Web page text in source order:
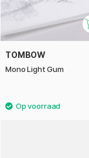
TOMBOW
Mono Light Gum